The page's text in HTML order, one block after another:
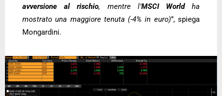
avversione al rischio, mentre l’MSCI Worldha
mostrato una maggiore tenuta (-4% in euro)”, spiega
Mongardini.